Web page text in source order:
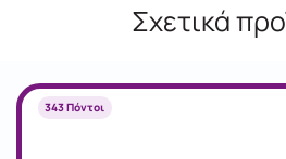
Σχετικά
343 Πόντοι